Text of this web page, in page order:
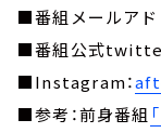
■番組メールア
■番組公式
■Instagram：
■参考：前身番組